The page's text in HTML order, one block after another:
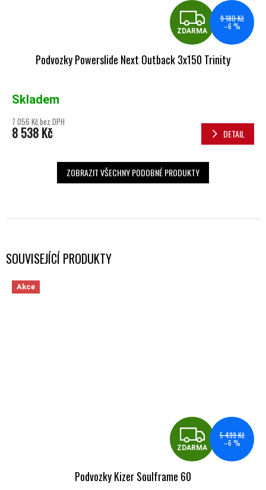
SOUVISEJÍCÍ PRODUKTY
Akce
ZDARMA
5 499 Kč
–6 %
Podvozky Kizer Soulframe 60
ZDARMA
9 180 Kč
–6 %
Podvozky Powerslide Next Outback 3x150 Trinity
Skladem
7 056 Kč bez DPH
8 538 Kč DETAIL
ZOBRAZIT VŠECHNY PODOBNÉ PRODUKTY